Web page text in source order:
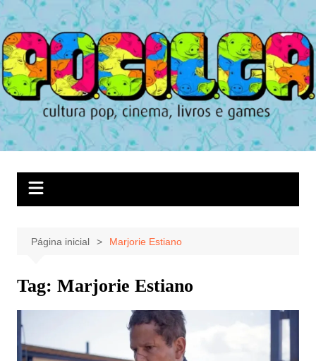
Ir
para
o
conteúdo
Página inicial Marjorie Estiano
Tag: Marjorie Estiano